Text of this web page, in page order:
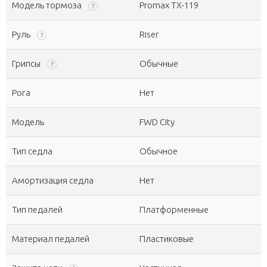
Модель тормоза ? Promax TX-119
Руль ? Riser
Грипсы ? Обычные
Рога Нет
Модель FWD City
Тип седла Обычное
Амортизация седла Нет
Тип педалей Платформенные
Материал педалей Пластиковые